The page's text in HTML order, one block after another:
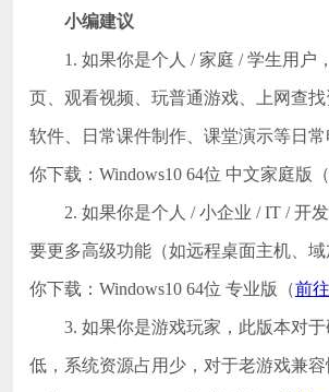
小编建议
1. 如果你是个人 / 家庭 / 学生用户
页、观看视频、玩普通游戏、上网查
软件、日常课件制作、课堂演示等日
你下载：Windows10 64位 中文家庭版（
2. 如果你是个人 / 小企业 / IT / 开发
要更多高级功能（如远程桌面主机、
你下载：Windows10 64位 专业版（前
3. 如果你是游戏玩家，此版本对于
低，系统资源占用少，对于老游戏兼